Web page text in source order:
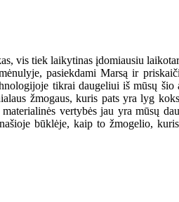
vis tiek laikytinas įdomiausiu
pasiekdami Marsą ir
tikrai daugeliui iš mūsų šio
žmogaus, kuris pats yra lyg
vertybės jau yra mūsų
būklėje, kaip to žmogelio,